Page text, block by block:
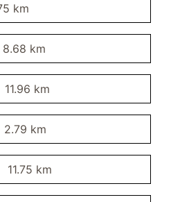
Aufpreis
km
8.68 km
11.96 km
2.79 km
11.75 km